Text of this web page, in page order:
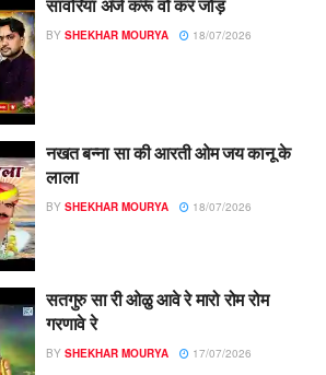
सांवरिया अर्ज करूँ वो कर जोड़
BY SHEKHAR MOURYA 18/07/2026
नखत बन्ना सा की आरती ओम जय कानू के
लाला
BY SHEKHAR MOURYA 18/07/2026
सतगुरु सा री ओळु आवे रे मारो रोम रोम
गरणावे रे
BY SHEKHAR MOURYA 17/07/2026